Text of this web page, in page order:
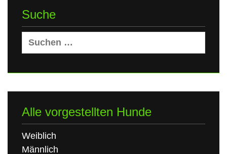
Suche
Suchen
nach:
Alle vorgestellten Hunde
Weiblich
Männlich